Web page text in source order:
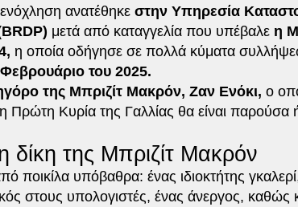
ανατέθηκε στην Υπηρεσία
μετά από καταγγελία που υπέβαλε η
η οποία οδήγησε σε πολλά κύματα
του 2025.
της Μπριζίτ Μακρόν, Ζαν Ενόκι, ο
η Πρώτη Κυρία της Γαλλίας θα είναι
δίκη της Μπριζίτ Μακρόν
ποικίλα υπόβαθρα: ένας ιδιοκτήτης
στους υπολογιστές, ένας άνεργος, καθώς